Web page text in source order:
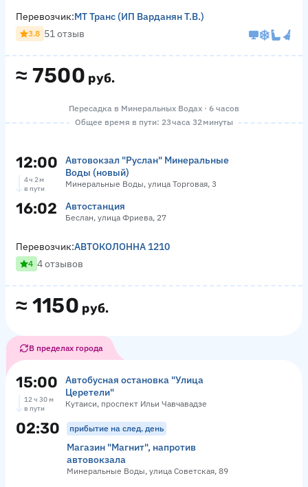
≈ 7500 руб.
Перевозчик:МТ Транс (ИП Варданян Т.В.)
3.8 51 отзыв
Пересадка в Минеральных Водах · 6 часов
Общее время в пути: 23 часа 32 минуты
12:00
Автовокзал "Руслан" Минеральные
Воды (новый)
Минеральные Воды, улица Торговая, 3
4 ч 2 м
в пути
16:02 Автостанция
Беслан, улица Фриева, 27
≈ 1150 руб.
Перевозчик:АВТОКОЛОННА 1210
4 4 отзывов
В пределах города
15:00
Автобусная остановка "Улица
Церетели"
Кутаиси, проспект Ильи Чавчавадзе
12 ч 30 м
в пути
02:30 прибытие на след. день
Магазин "Магнит", напротив
автовокзала
Минеральные Воды, улица Советская, 89